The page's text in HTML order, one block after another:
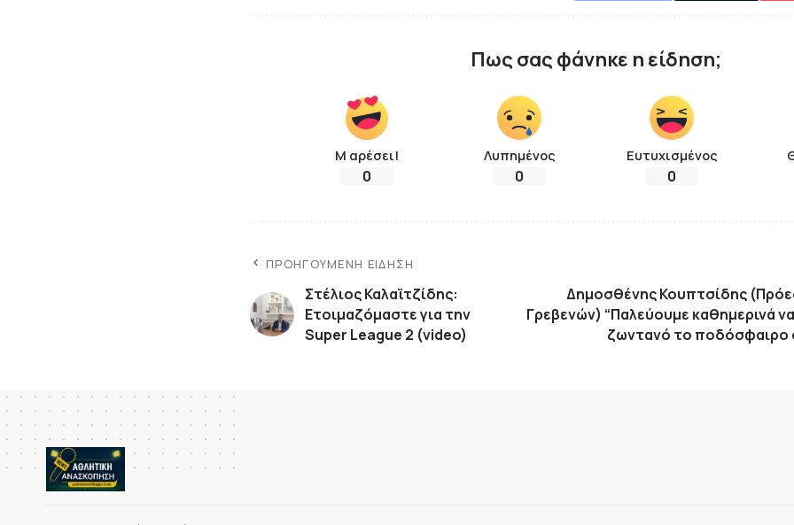
Πως σας φάνηκε η είδηση;
Μ αρέσει!
0
Λυπημένος
0
Ευτυχισμένος
0
ΠΡΟΗΓΟΎΜΕΝΗ ΕΊΔΗΣΗ
Στέλιος Καλαϊτζίδης:
Ετοιμαζόμαστε για την
Super League 2 (video)
Δημοσθένης Κουπτσίδης
Γρεβενών) “Παλεύουμε καθημερινά
ζωντανό το ποδόσφαιρο